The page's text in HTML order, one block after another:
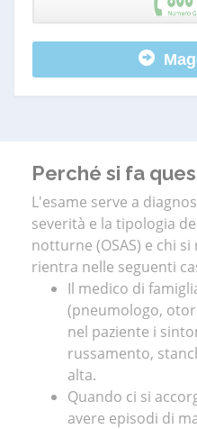
Perché si fa
L'esame serve a
severità e la tipologia
notturne (OSAS) e chi
rientra nelle seguenti
Il medico di
(pneumologo,
nel paziente i
russamento,
alta.
Quando ci si
avere episodi di